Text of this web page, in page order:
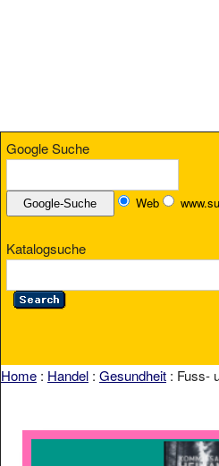
Google Suche
Web
Katalogsuche
Home : Handel : Gesundheit : Fuss-